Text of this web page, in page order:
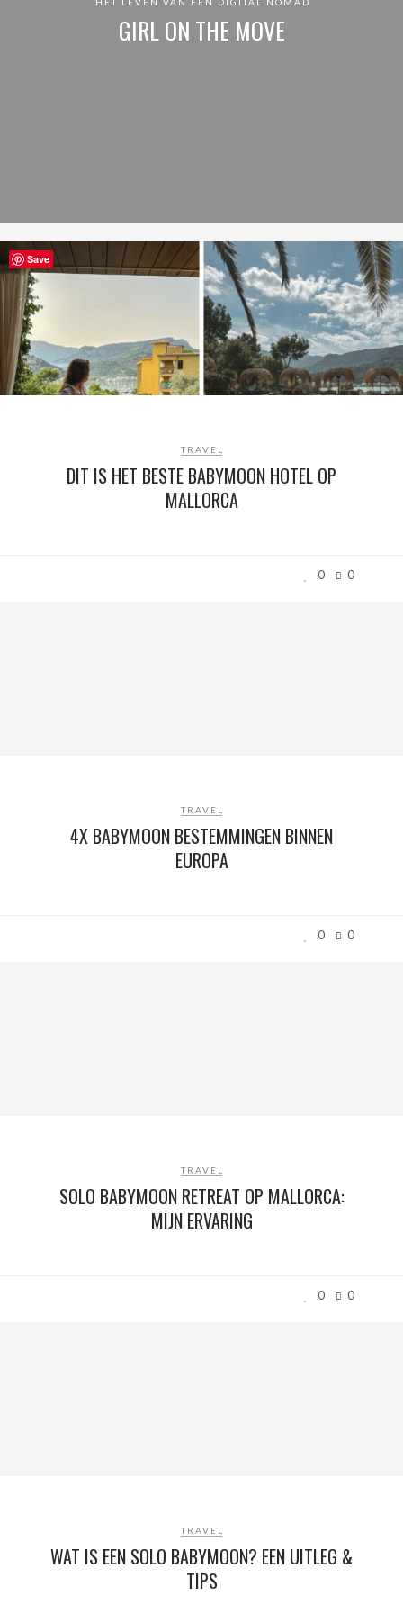
GIRL ON THE MOVE
TRAVEL
DIT IS HET BESTE BABYMOON HOTEL OP
MALLORCA
0 0
TRAVEL
4X BABYMOON BESTEMMINGEN BINNEN
EUROPA
0 0
TRAVEL
SOLO BABYMOON RETREAT OP MALLORCA:
MIJN ERVARING
0 0
TRAVEL
WAT IS EEN SOLO BABYMOON? EEN UITLEG &
TIPS
Save